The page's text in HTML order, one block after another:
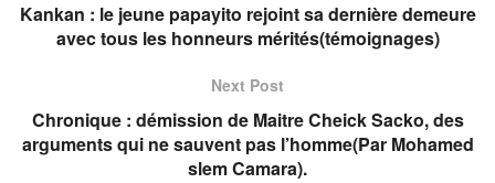
Kankan : le jeune papayito rejoint sa dernière demeure
avec tous les honneurs mérités(témoignages)
Next Post
Chronique : démission de Maitre Cheick Sacko, des
arguments qui ne sauvent pas l’homme(Par Mohamed
slem Camara).